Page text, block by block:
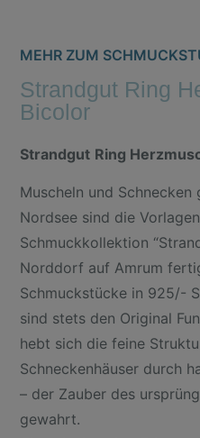
MEHR ZUM
Strandgut Ring
Bicolor
Strandgut Ring
Muscheln und
Nordsee sind die
Schmuckkollektion
Norddorf auf Amrum
Schmuckstücke in 925/-
sind stets den Original
hebt sich die feine
Schneckenhäuser durch
– der Zauber des
gewahrt.